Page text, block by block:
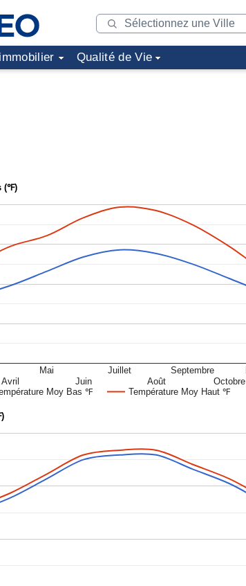
Qualité de Vie
(℉)
Moy Bas ℉ Température Moy Haut ℉
Avril
Mai
Juin
Juillet
Août
Septembre
Octobre